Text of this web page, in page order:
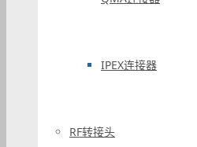
IPEX连接器
RF转接头